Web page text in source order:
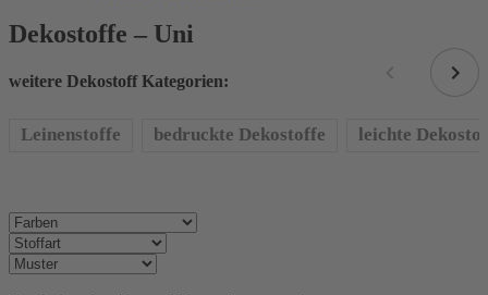
Dekostoffe – Uni
weitere Dekostoff Kategorien:
Leinenstoffe bedruckte Dekostoffe leichte